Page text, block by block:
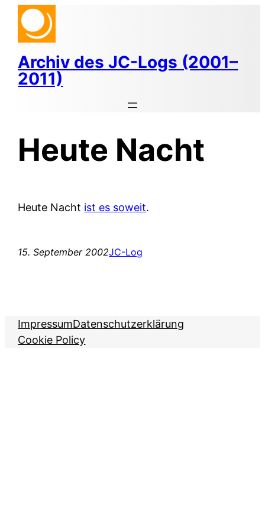
Zum
Inhalt
springen
Archiv des JC-Logs (2001–
2011)
Heute Nacht
Heute Nacht ist es soweit.
15. September 2002JC-Log
ImpressumDatenschutzerklärung
Cookie Policy